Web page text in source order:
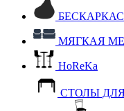
МЯГКАЯ
HoReKa
СТОЛЫ